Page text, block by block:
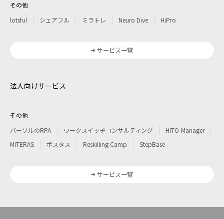
その他
lotsful
シェアフル ミラトレ Neuro Dive HiPro
サービス一覧
法人向けサービス
その他
パーソルのRPA
ワークスイッチコンサルティング
HITO-Manager
MITERAS
ポスタス Reskilling Camp StepBase
サービス一覧